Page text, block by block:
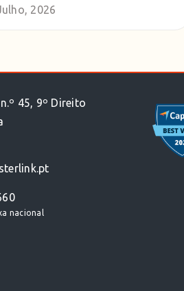
2026
45, 9º Direito
nacional